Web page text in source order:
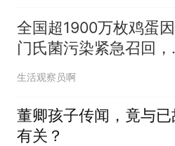
全国超1900万枚鸡蛋
门氏菌污染紧急召回，
中招了吗？
生活观察员啊
董卿孩子传闻，竟与
有关？